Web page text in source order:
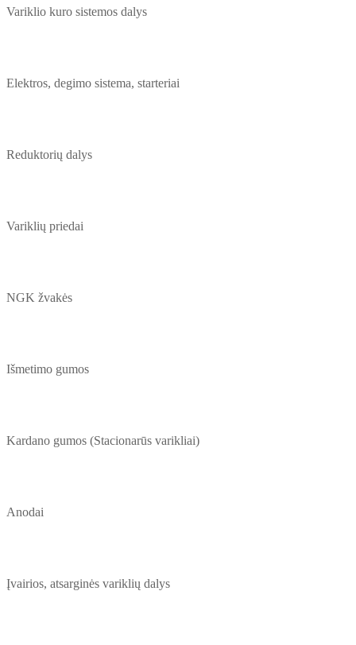
Variklio kuro sistemos dalys
Elektros, degimo sistema, starteriai
Reduktorių dalys
Variklių priedai
NGK žvakės
Išmetimo gumos
Kardano gumos (Stacionarūs varikliai)
Anodai
Įvairios, atsarginės variklių dalys